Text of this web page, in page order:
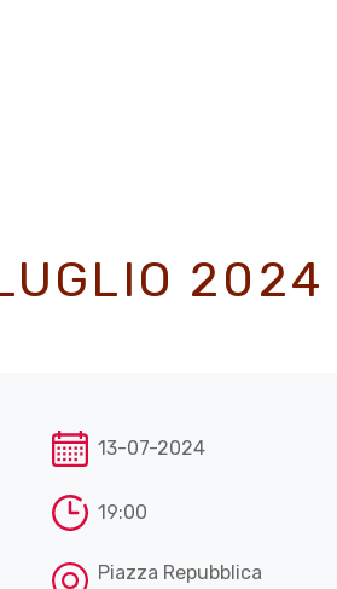
2024
13-07-2024
19:00
Piazza Repubblica